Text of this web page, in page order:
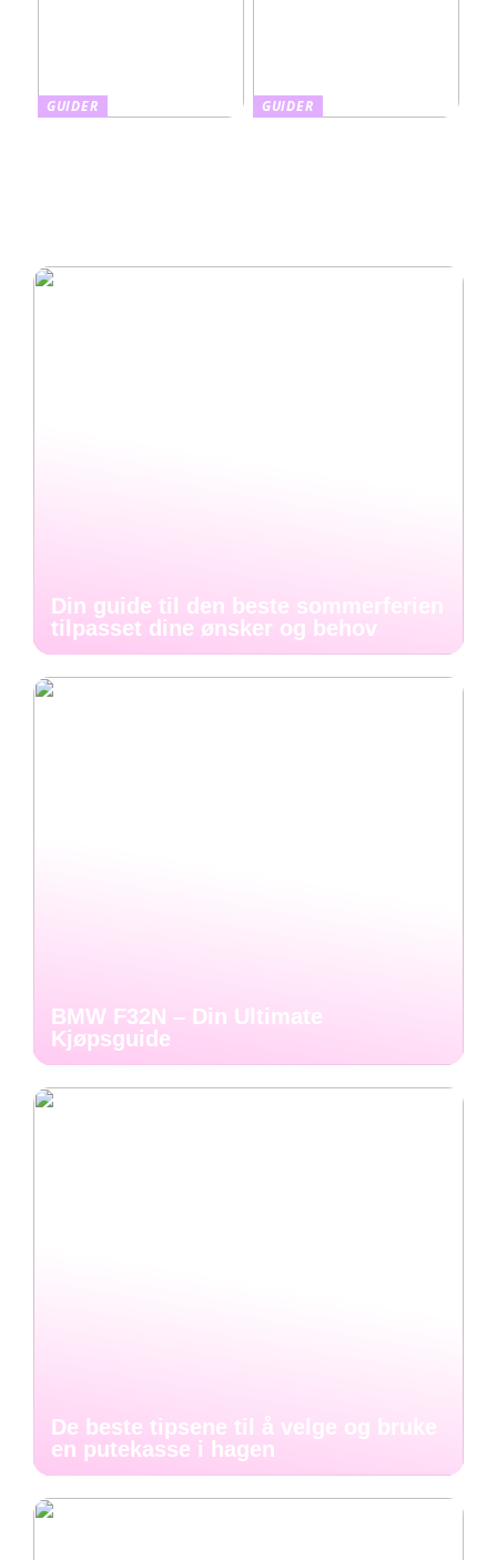
GUIDER
GUIDER
Din guide til den beste sommerferien
tilpasset dine ønsker og behov
BMW F32N – Din Ultimate
Kjøpsguide
De beste tipsene til å velge og bruke
en putekasse i hagen